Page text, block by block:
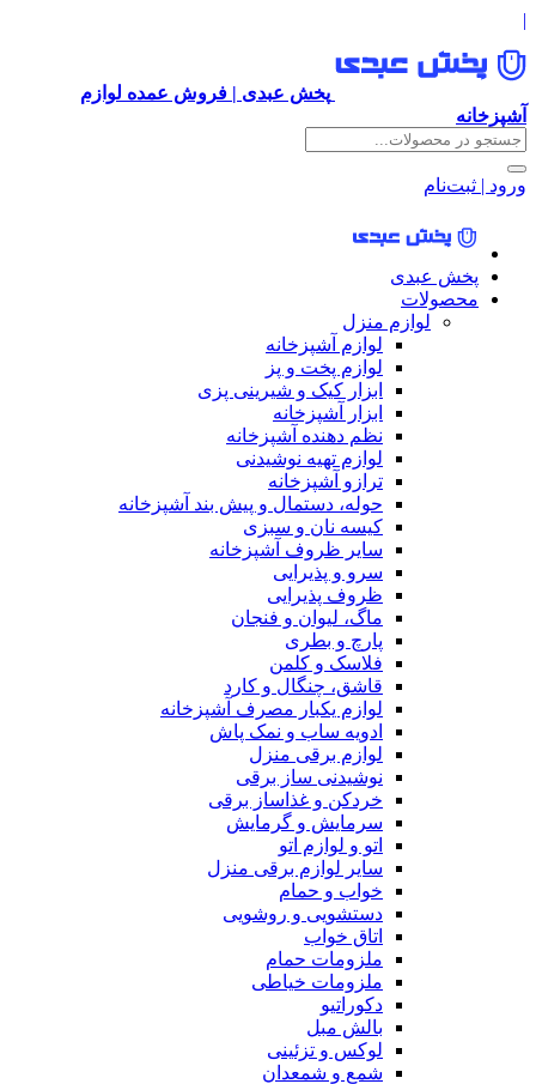
پخش عبدی | فروش عمده لوازم
عبدی
لوازم منزل
لوازم آشپزخانه
لوازم پخت و پز
ابزار کیک و شیرینی پزی
ابزار آشپزخانه
نظم دهنده آشپزخانه
لوازم تهیه نوشیدنی
ترازو آشپزخانه
حوله، دستمال و پیش بند آشپزخانه
کیسه نان و سبزی
سایر ظروف آشپزخانه
سرو و پذیرایی
ظروف پذیرایی
ماگ، لیوان و فنجان
پارچ و بطری
فلاسک و کلمن
قاشق، چنگال و کارد
لوازم یکبار مصرف آشپزخانه
ادویه ساب و نمک پاش
لوازم برقی منزل
نوشیدنی ساز برقی
خردکن و غذاساز برقی
سرمایش و گرمایش
اتو و لوازم اتو
سایر لوازم برقی منزل
خواب و حمام
دستشویی و روشویی
اتاق خواب
ملزومات حمام
ملزومات خیاطی
دکوراتیو
بالش مبل
لوکس و تزئینی
شمع و شمعدان